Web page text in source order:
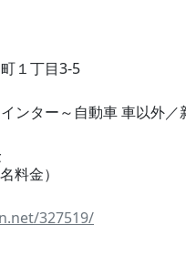
１丁目3‐5
ンター～自動車 車以外
料金）
327519/